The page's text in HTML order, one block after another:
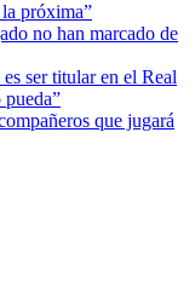
próxima”
no han marcado de
ser titular en el Real
que jugará